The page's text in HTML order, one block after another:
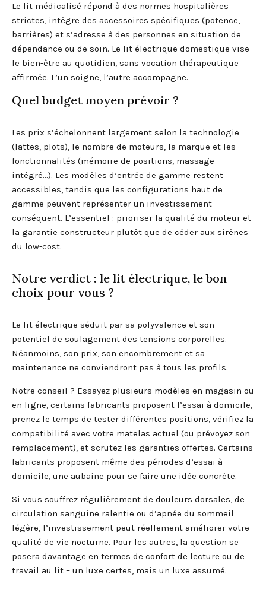
Le lit médicalisé répond à des normes hospitalières
strictes, intègre des accessoires spécifiques (potence,
barrières) et s’adresse à des personnes en situation de
dépendance ou de soin. Le lit électrique domestique vise
le bien-être au quotidien, sans vocation thérapeutique
affirmée. L’un soigne, l’autre accompagne.
Quel budget moyen prévoir ?
Les prix s’échelonnent largement selon la technologie
(lattes, plots), le nombre de moteurs, la marque et les
fonctionnalités (mémoire de positions, massage
intégré…). Les modèles d’entrée de gamme restent
accessibles, tandis que les configurations haut de
gamme peuvent représenter un investissement
conséquent. L’essentiel : prioriser la qualité du moteur et
la garantie constructeur plutôt que de céder aux sirènes
du low-cost.
Notre verdict : le lit électrique, le bon
choix pour vous ?
Le lit électrique séduit par sa polyvalence et son
potentiel de soulagement des tensions corporelles.
Néanmoins, son prix, son encombrement et sa
maintenance ne conviendront pas à tous les profils.
Notre conseil ? Essayez plusieurs modèles en magasin ou
en ligne, certains fabricants proposent l’essai à domicile,
prenez le temps de tester différentes positions, vérifiez la
compatibilité avec votre matelas actuel (ou prévoyez son
remplacement), et scrutez les garanties offertes. Certains
fabricants proposent même des périodes d’essai à
domicile, une aubaine pour se faire une idée concrète.
Si vous souffrez régulièrement de douleurs dorsales, de
circulation sanguine ralentie ou d’apnée du sommeil
légère, l’investissement peut réellement améliorer votre
qualité de vie nocturne. Pour les autres, la question se
posera davantage en termes de confort de lecture ou de
travail au lit – un luxe certes, mais un luxe assumé.